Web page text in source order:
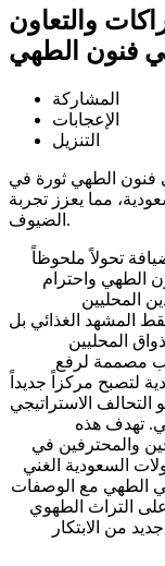
والتعاون
فنون الطهي
المشاركة
الإعجابات
التنزيل
فنون الطهي ثورة في
مما يعزز تجربة
الضيوف.
تحولاً ملحوظاً
الطهي واحترام
المحليين
المشهد الغذائي بل
المحليين
مصممة لرفع
لتصبح مركزاً جديداً
التحالف الاستراتيجي
تهدف هذه
والمحترفين في
السعودية الغني
في الطهي مع الوصفات
على التراث الطهوي
من الابتكار